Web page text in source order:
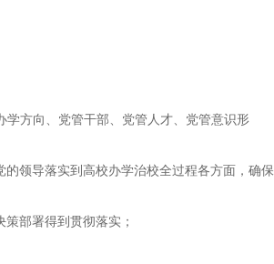
学方向、党管干部、党管人才、党管意识形
的领导落实到高校办学治校全过程各方面，确保
部署得到贯彻落实；